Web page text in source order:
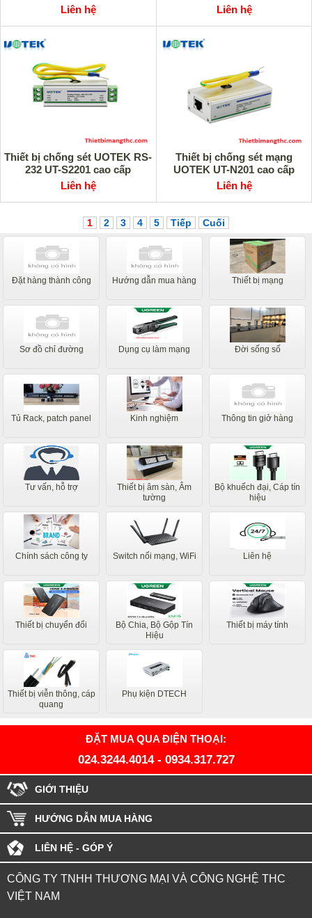
Liên hệ
Liên hệ
Thiết bị chống sét UOTEK RS-
232 UT-S2201 cao cấp
Liên hệ
Thiết bị chống sét mạng
UOTEK UT-N201 cao cấp
Liên hệ
1 2 3 4 5 Tiếp Cuối
Đặt hàng thành công Hướng dẫn mua hàng Thiết bị mạng
Sơ đồ chỉ đường Dụng cụ làm mạng Đời sống số
Tủ Rack, patch panel Kinh nghiệm Thông tin giở hàng
Tư vấn, hỗ trợ
Thiết bị âm sàn, Âm
tường
Bộ khuếch đại, Cáp tín
hiệu
Chính sách công ty Switch nối mạng, WiFi Liên hệ
Thiết bị chuyển đổi
Bộ Chia, Bộ Gộp Tín
Hiệu
Thiết bị máy tính
Thiết bị viễn thông, cáp
quang
Phụ kiện DTECH
ĐẶT MUA QUA ĐIỆN THOẠI:
024.3244.4014- 0934.317.727
GIỚI THIỆU
HƯỚNG DẪN MUA HÀNG
LIÊN HỆ - GÓP Ý
CÔNG TY TNHH THƯƠNG MẠI VÀ CÔNG NGHỆ THC
VIỆT NAM